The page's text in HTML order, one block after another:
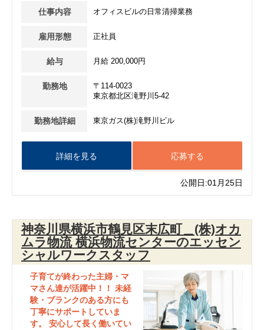
仕事内容 オフィスビルの日常清掃業務
雇用形態 正社員
給与 月給 200,000円
勤務地
〒114-0023
東京都北区滝野川5-42
勤務地詳細 東京ガス(株)滝野川ビル
応募する
詳細を見る
公開日:01月25日
神奈川県横浜市鶴見区末広町＿(株)オカ
ムラ物流 横浜物流センターのエッセン
シャルワークスタッフ
子育てが終わった主婦・マ
マさん達が活躍中！！ 未経
験・ブランクのある方にも
丁寧にサポートしていま
す。 安心して長く働いてい